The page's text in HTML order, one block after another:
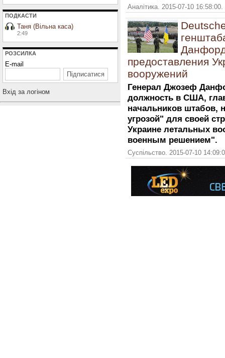
ПОДКАСТИ
Таня (Вільна каса)
2:49
РОЗСИЛКА
E-mail
Вхiд за логiном
Аналітика. 2015-07-10
предоставления
вооружений
Генерал Джозеф
должность в США,
начальников штабов,
угрозой" для своей
Украине летальных
военным решением".
Суспільство. 2015-07-10